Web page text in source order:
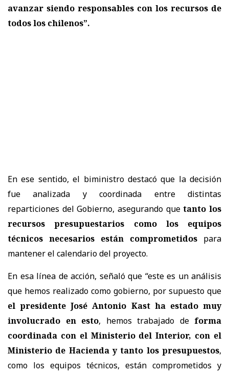
avanzar siendo responsables con los recursos de
todos los chilenos”.
En ese sentido, el biministro destacó que la decisión
fue analizada y coordinada entre distintas
reparticiones del Gobierno, asegurando quetanto los
recursos presupuestarios como los equipos
técnicos necesarios están comprometidos para
mantener el calendario del proyecto.
En esa línea de acción, señaló que “este es un análisis
que hemos realizado como gobierno, por supuesto que
el presidente José Antonio Kast ha estado muy
involucrado en esto, hemos trabajado de forma
coordinada con el Ministerio del Interior, con el
Ministerio de Hacienda y tanto los presupuestos,
como los equipos técnicos, están comprometidos y